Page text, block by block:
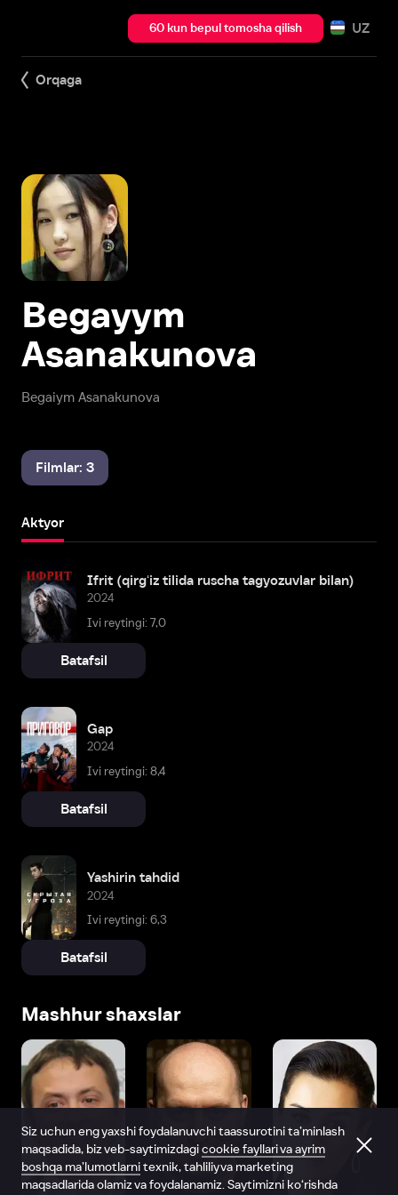
60 kun bepul tomosha qilish UZ
Orqaga
Begaiym Asanakunova
Begayym
Asanakunova
Filmlar: 3
Aktyor
Ifrit (qirgʻiz tilida ruscha tagyozuvlar bilan)
2024
Ivi reytingi: 7,0
Batafsil
Gap
2024
Ivi reytingi: 8,4
Batafsil
Yashirin tahdid
2024
Ivi reytingi: 6,3
Batafsil
Mashhur shaxslar
Siz uchun eng yaxshi foydalanuvchi taassurotini ta’minlash
maqsadida, biz veb-saytimizdagicookie fayllari va ayrim
boshqa ma’lumotlarnitexnik, tahliliy va marketing
maqsadlarida olamiz va foydalanamiz. Saytimizni ko‘rishda